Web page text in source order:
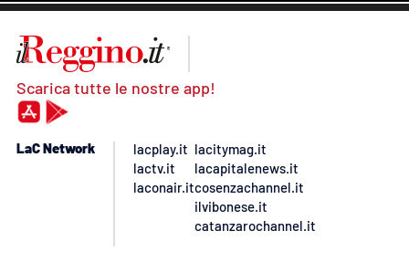
Scarica tutte le nostre app!
LaC Network
lacplay.it
lactv.it
laconair.it
lacitymag.it
lacapitalenews.it
cosenzachannel.it
ilvibonese.it
catanzarochannel.it